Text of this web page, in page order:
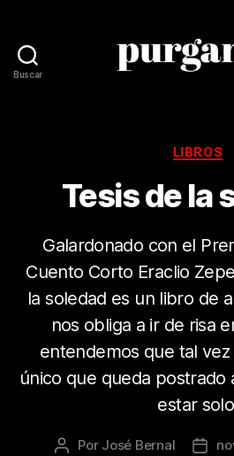
Buscar
LIBROS
Tesis de la
Galardonado con el
Cuento Corto Eraclio
la soledad es un libro de
nos obliga a ir de risa
entendemos que tal
único que queda postrado
estar
Autor
Por José Bernal